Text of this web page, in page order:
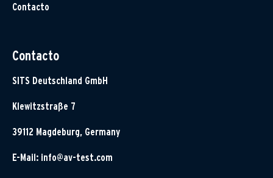
Contacto
Contacto
SITS Deutschland GmbH
Klewitzstraße 7
39112 Magdeburg, Germany
E-Mail: info@av-test.com